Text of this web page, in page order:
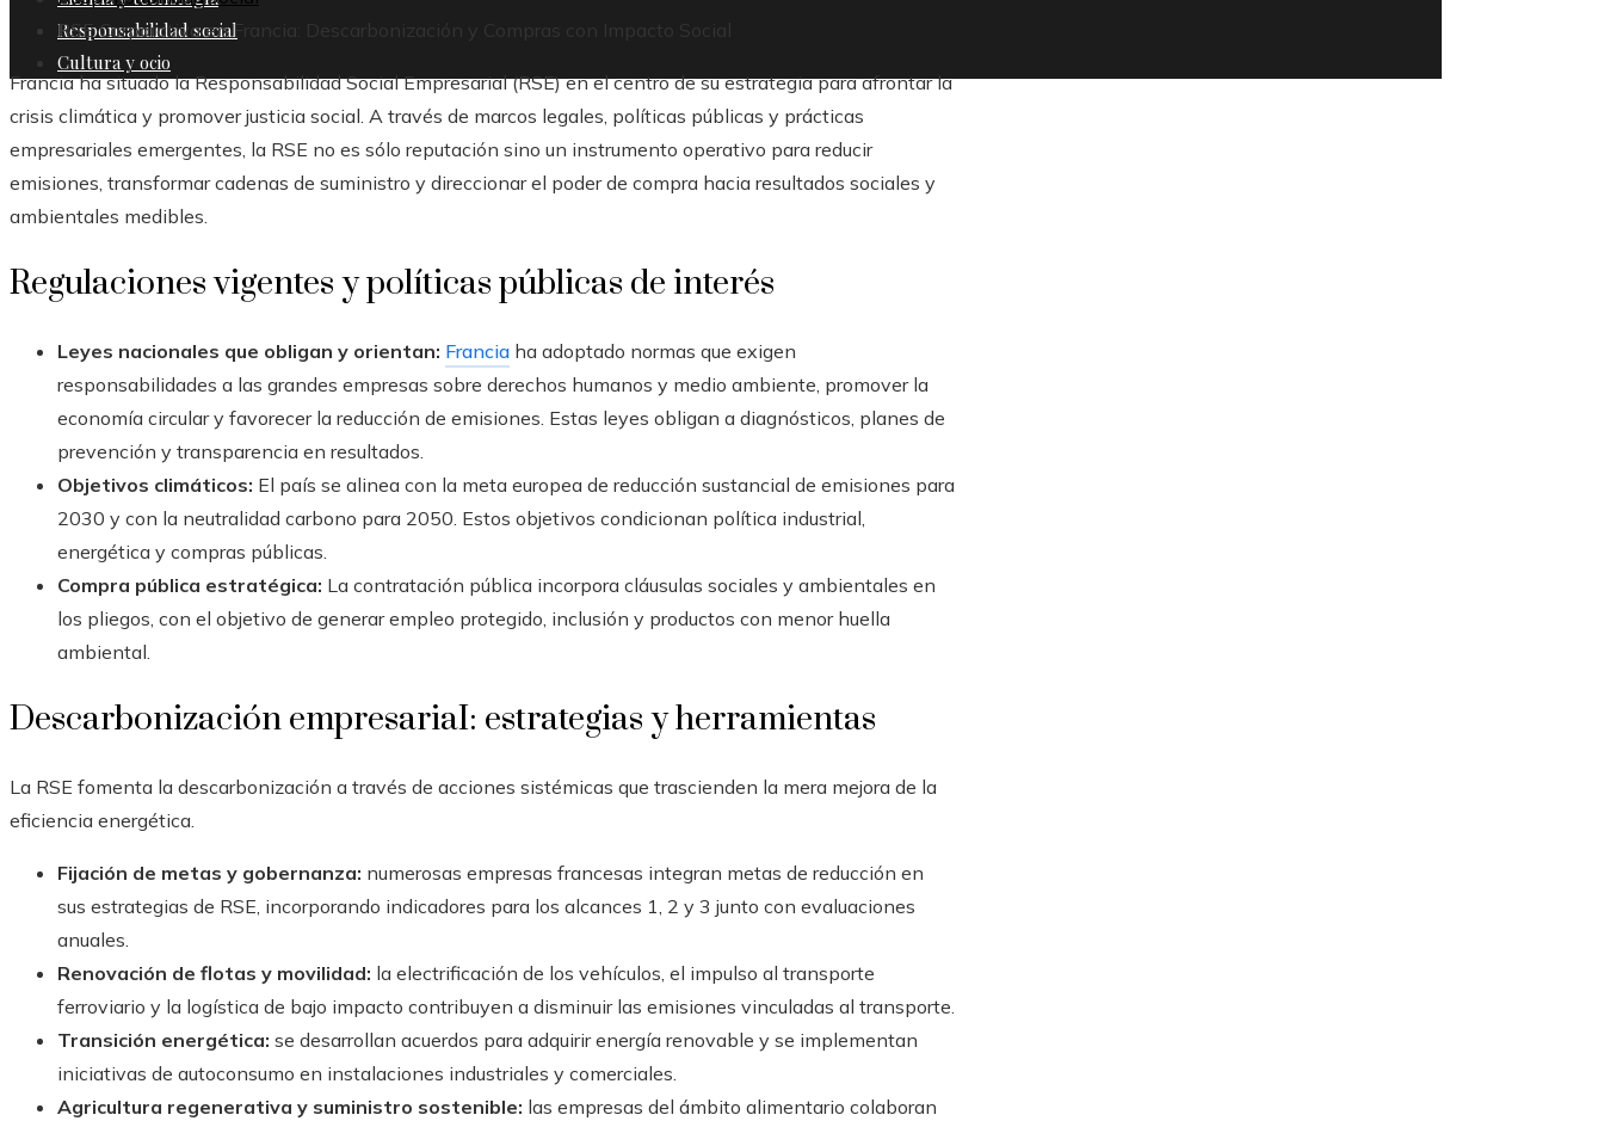
Responsabilidad social
Cultura y ocio
RSE Corporativa en Francia: Descarbonización y Compras con Impacto Social
Francia ha situado la Responsabilidad Social Empresarial (RSE) en el centro de su estrategia para afrontar la
crisis climática y promover justicia social. A través de marcos legales, políticas públicas y prácticas
empresariales emergentes, la RSE no es sólo reputación sino un instrumento operativo para reducir
emisiones, transformar cadenas de suministro y direccionar el poder de compra hacia resultados sociales y
ambientales medibles.
Regulaciones vigentes y políticas públicas de interés
Leyes nacionales que obligan y orientan: Francia ha adoptado normas que exigen
responsabilidades a las grandes empresas sobre derechos humanos y medio ambiente, promover la
economía circular y favorecer la reducción de emisiones. Estas leyes obligan a diagnósticos, planes de
prevención y transparencia en resultados.
Objetivos climáticos: El país se alinea con la meta europea de reducción sustancial de emisiones para
2030 y con la neutralidad carbono para 2050. Estos objetivos condicionan política industrial,
energética y compras públicas.
Compra pública estratégica: La contratación pública incorpora cláusulas sociales y ambientales en
los pliegos, con el objetivo de generar empleo protegido, inclusión y productos con menor huella
ambiental.
Descarbonización empresariaI: estrategias y herramientas
La RSE fomenta la descarbonización a través de acciones sistémicas que trascienden la mera mejora de la
eficiencia energética.
Fijación de metas y gobernanza: numerosas empresas francesas integran metas de reducción en
sus estrategias de RSE, incorporando indicadores para los alcances 1, 2 y 3 junto con evaluaciones
anuales.
Renovación de flotas y movilidad: la electrificación de los vehículos, el impulso al transporte
ferroviario y la logística de bajo impacto contribuyen a disminuir las emisiones vinculadas al transporte.
Transición energética: se desarrollan acuerdos para adquirir energía renovable y se implementan
iniciativas de autoconsumo en instalaciones industriales y comerciales.
Agricultura regenerativa y suministro sostenible: las empresas del ámbito alimentario colaboran